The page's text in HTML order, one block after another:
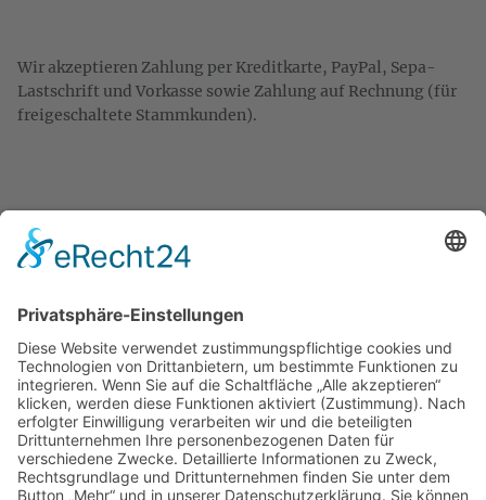
Wir akzeptieren Zahlung per Kreditkarte, PayPal, Sepa-
Lastschrift und Vorkasse sowie Zahlung auf Rechnung (für
freigeschaltete Stammkunden).
KONTAKT
Spezialitäten aus Österreich
Daimlerstr. 21
50859 Köln
Telefon: 02234 802701
Fax: 02234 986145
Abholung und Verkauf
im Lagerausschließlich
nach Termin­vereinbarung.